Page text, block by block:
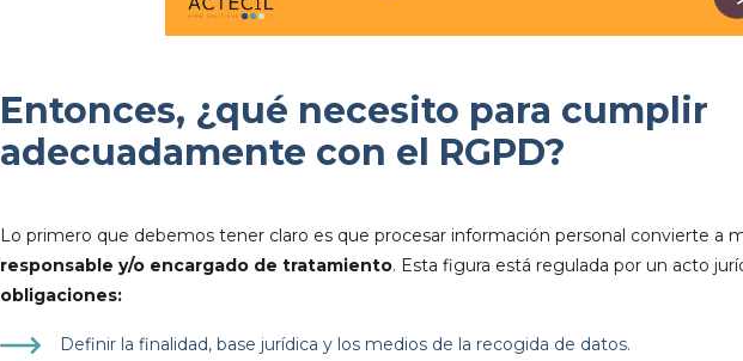
Entonces, ¿qué necesito para cumplir
adecuadamente con el RGPD?
Lo primero que debemos tener claro es que procesar información personal convierte a
responsable y/o encargado de tratamiento. Esta figura está regulada por un acto
obligaciones:
Definir la finalidad, base jurídica y los medios de la recogida de datos.